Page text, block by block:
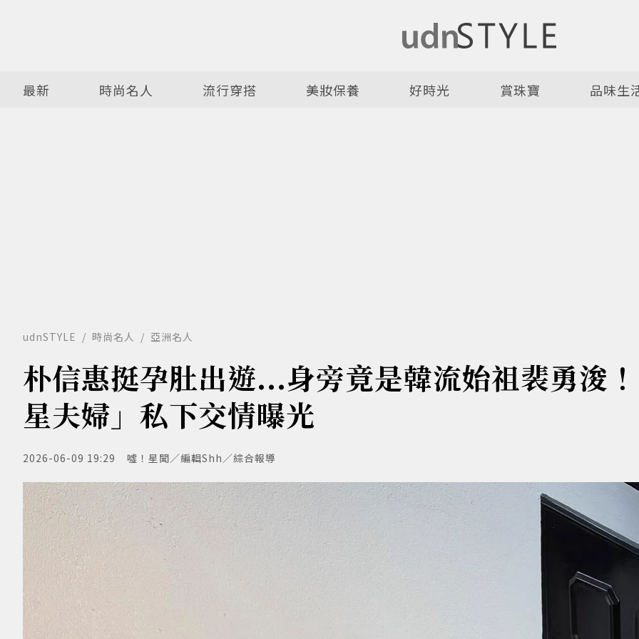
最新 時尚名人 流行穿搭 美妝保養 好時光 賞珠寶 品味生
udnSTYLE 時尚名人 亞洲名人
朴信惠挺孕肚出遊...身旁竟是韓流始祖裴勇浚
星夫婦」私下交情曝光
2026-06-09 19:29 噓！星聞／編輯Shh／綜合報導